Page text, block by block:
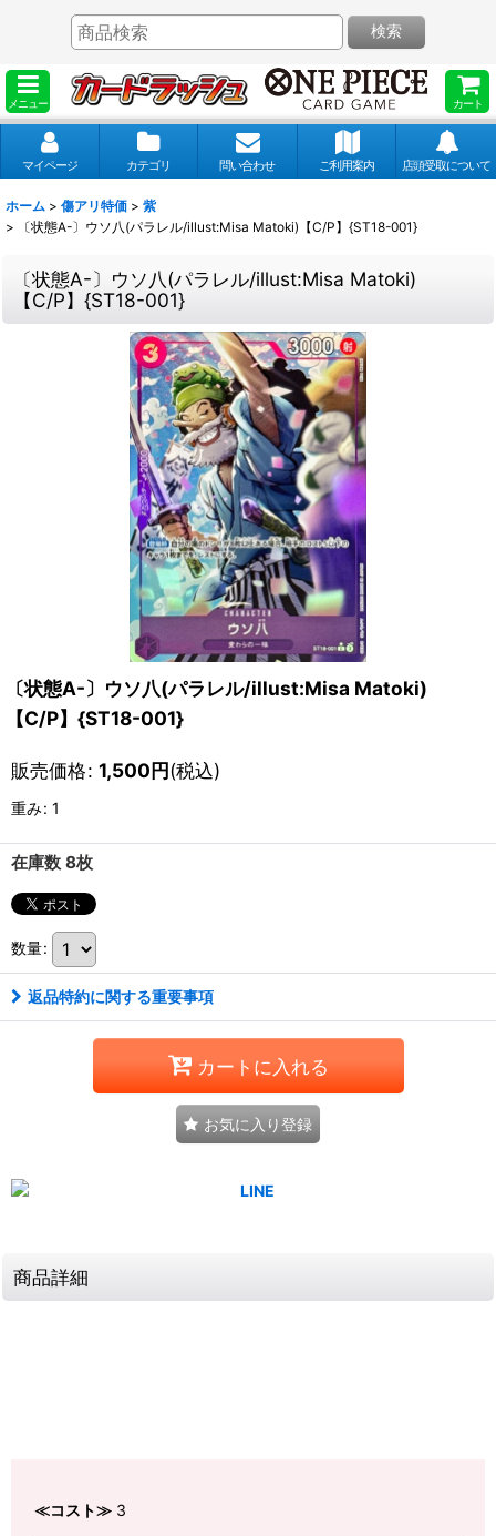
メニュー カート
検索
マイページ カテゴリ 問い合わせ ご利用案内 店頭受取について
ホーム > 傷アリ特価 > 紫
>
〔状態A-〕ウソ八(パラレル/illust:Misa Matoki)【C/P】{ST18-001}
〔状態A-〕ウソ八(パラレル/illust:Misa Matoki)
【C/P】{ST18-001}
〔状態A-〕ウソ八(パラレル/illust:Misa Matoki)
【C/P】{ST18-001}
販売価格: 1,500円(税込)
重み: 1
在庫数 8枚
数量:
返品特約に関する重要事項
カートに入れる
お気に入り登録
商品詳細
≪コスト≫ 3